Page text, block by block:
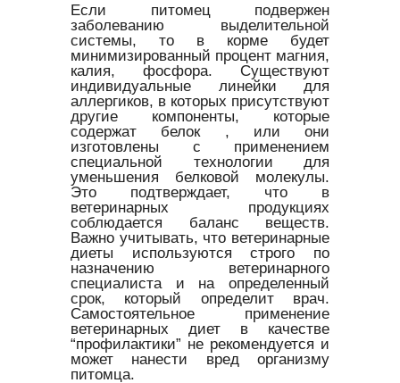
Если питомец подвержен
заболеванию выделительной
системы, то в корме будет
минимизированный процент магния,
калия, фосфора. Существуют
индивидуальные линейки для
аллергиков, в которых присутствуют
другие компоненты, которые
содержат белок , или они
изготовлены с применением
специальной технологии для
уменьшения белковой молекулы.
Это подтверждает, что в
ветеринарных продукциях
соблюдается баланс веществ.
Важно учитывать, что ветеринарные
диеты используются строго по
назначению ветеринарного
специалиста и на определенный
срок, который определит врач.
Самостоятельное применение
ветеринарных диет в качестве
“профилактики” не рекомендуется и
может нанести вред организму
питомца.